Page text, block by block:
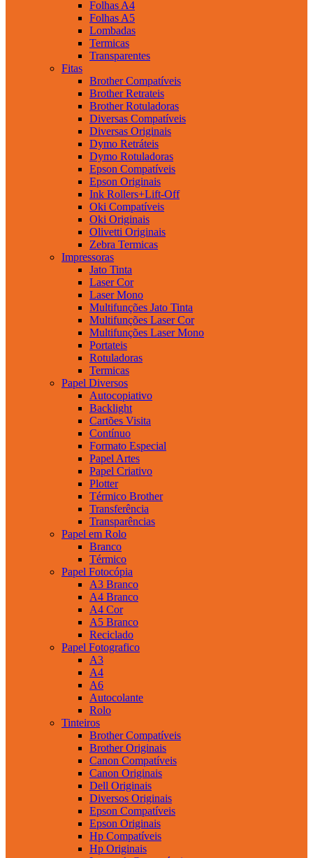
Folhas A4
Folhas A5
Lombadas
Termicas
Transparentes
Fitas
Brother Compatíveis
Brother Retrateis
Brother Rotuladoras
Diversas Compatíveis
Diversas Originais
Dymo Retráteis
Dymo Rotuladoras
Epson Compatíveis
Epson Originais
Ink Rollers+Lift-Off
Oki Compatíveis
Oki Originais
Olivetti Originais
Zebra Termicas
Impressoras
Jato Tinta
Laser Cor
Laser Mono
Multifunções Jato Tinta
Multifunções Laser Cor
Multifunções Laser Mono
Portateis
Rotuladoras
Termicas
Papel Diversos
Autocopiativo
Backlight
Cartões Visita
Contínuo
Formato Especial
Papel Artes
Papel Criativo
Plotter
Térmico Brother
Transferência
Transparências
Papel em Rolo
Branco
Térmico
Papel Fotocópia
A3 Branco
A4 Branco
A4 Cor
A5 Branco
Reciclado
Papel Fotografico
A3
A4
A6
Autocolante
Rolo
Tinteiros
Brother Compatíveis
Brother Originais
Canon Compatíveis
Canon Originais
Dell Originais
Diversos Originais
Epson Compatíveis
Epson Originais
Hp Compatíveis
Hp Originais